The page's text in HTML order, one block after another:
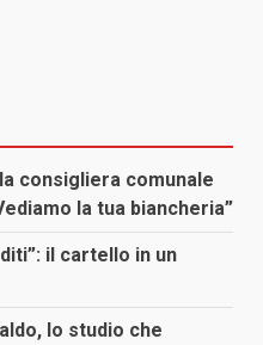
consigliera comunale
la tua biancheria”
il cartello in un
lo studio che